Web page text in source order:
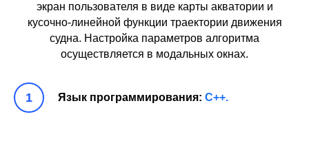
экран пользователя в виде карты акватории и
кусочно-линейной функции траектории движения
судна. Настройка параметров алгоритма
осуществляется в модальных окнах.
Язык программирования: С++.